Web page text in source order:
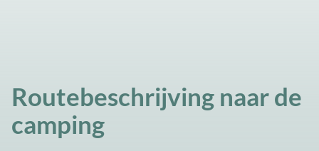
Routebeschrijving naar de
camping